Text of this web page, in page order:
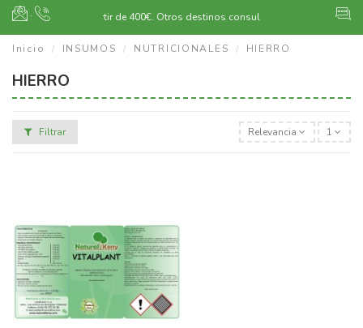
·
Envío gratuito a partir de 400€. Otros destinos consultar
Inicio INSUMOS NUTRICIONALES HIERRO
HIERRO
Filtrar Relevancia 1